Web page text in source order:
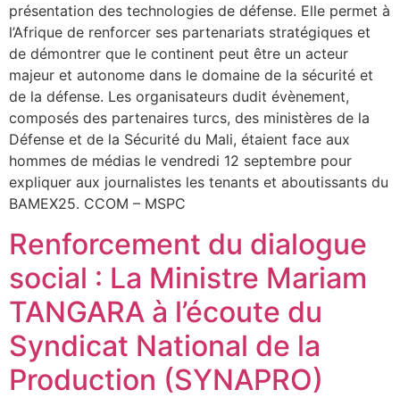
présentation des technologies de défense. Elle permet à
l’Afrique de renforcer ses partenariats stratégiques et
de démontrer que le continent peut être un acteur
majeur et autonome dans le domaine de la sécurité et
de la défense. Les organisateurs dudit évènement,
composés des partenaires turcs, des ministères de la
Défense et de la Sécurité du Mali, étaient face aux
hommes de médias le vendredi 12 septembre pour
expliquer aux journalistes les tenants et aboutissants du
BAMEX25. CCOM – MSPC
Renforcement du dialogue
social : La Ministre Mariam
TANGARA à l’écoute du
Syndicat National de la
Production (SYNAPRO)